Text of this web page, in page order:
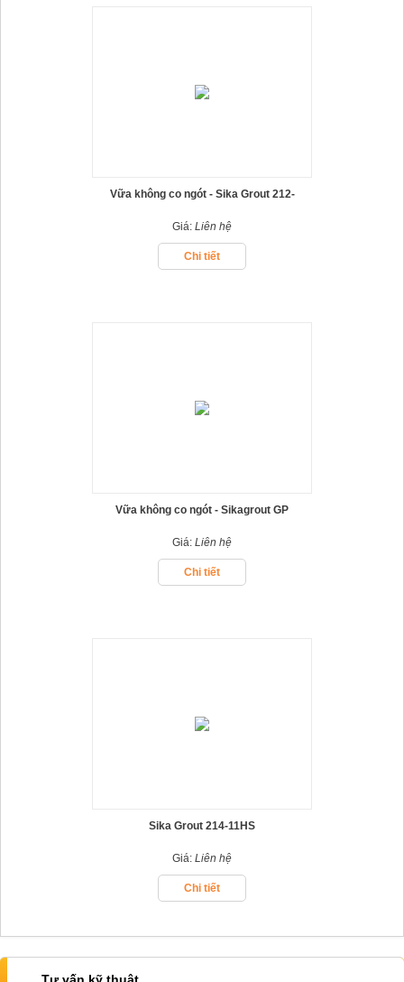
Vữa không co ngót - Sika Grout 212-
Giá: Liên hệ
Chi tiết
Vữa không co ngót - Sikagrout GP
Giá: Liên hệ
Chi tiết
Sika Grout 214-11HS
Giá: Liên hệ
Chi tiết